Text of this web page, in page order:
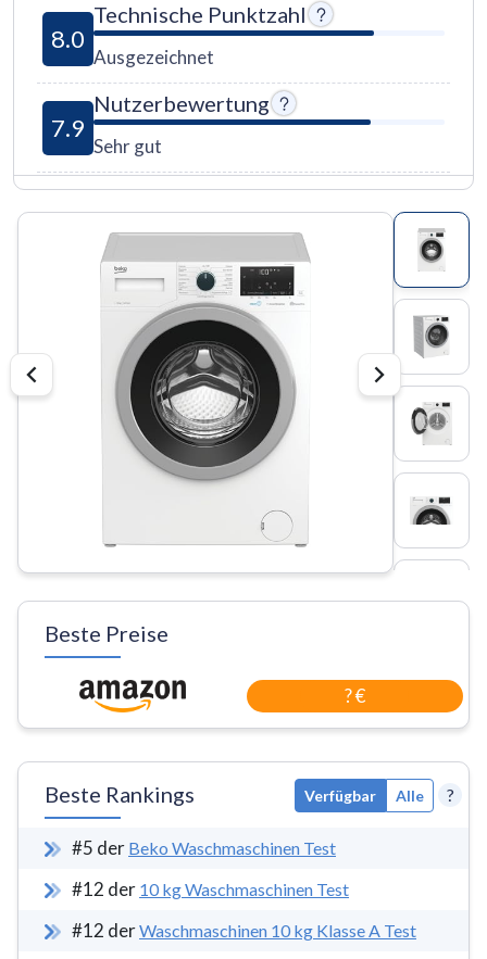
8.0
Technische Punktzahl
Ausgezeichnet
7.9
Nutzerbewertung
Sehr gut
Beste Preise
? €
Beste Rankings Verfügbar Alle ?
#5 der Beko Waschmaschinen Test
#12 der 10 kg Waschmaschinen Test
#12 derWaschmaschinen 10 kg Klasse A Test